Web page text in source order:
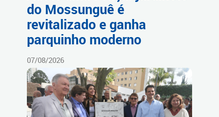
do Mossunguê é
revitalizado e ganha
parquinho moderno
07/08/2026